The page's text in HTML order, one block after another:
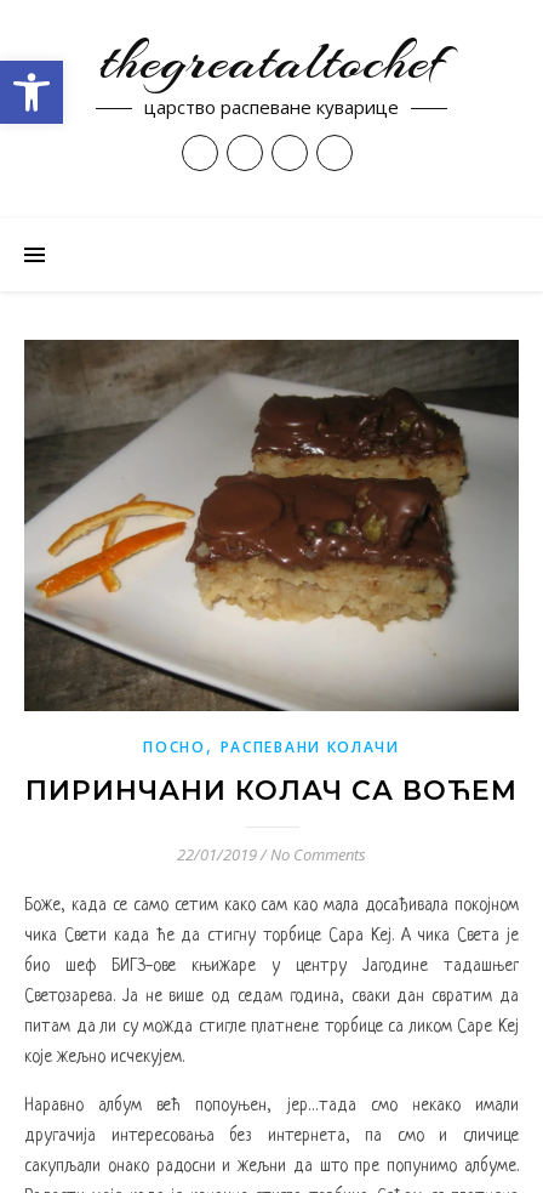
thegreataltochef
царство распеване куварице
ПОСНО , РАСПЕВАНИ КОЛАЧИ
ПИРИНЧАНИ КОЛАЧ СА ВОЋЕМ
22/01/2019/No Comments
Боже, када се само сетим како сам као мала досађивала покојном
чика Свети када ће да стигну торбице Сара Кеј. А чика Света је
био шеф БИГЗ-ове књижаре у центру Јагодине тадашњег
Светозарева. Ја не више од седам година, сваки дан свратим да
питам да ли су можда стигле платнене торбице са ликом Саре Кеј
које жељно исчекујем.
Наравно албум већ попоуњен, јер…тада смо некако имали
другачија интересовања без интернета, па смо и сличице
сакупљали онако радосни и жељни да што пре попунимо албуме.
Open toolbar